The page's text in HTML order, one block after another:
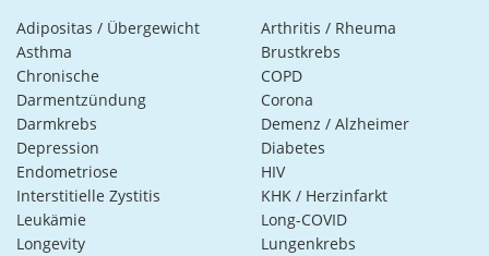
Adipositas / Übergewicht
Arthritis / Rheuma
Asthma
Brustkrebs
Chronische
Darmentzündung
COPD
Corona
Darmkrebs
Demenz / Alzheimer
Depression
Diabetes
Endometriose
HIV
Interstitielle Zystitis
KHK / Herzinfarkt
Leukämie
Long-COVID
Longevity
Lungenkrebs